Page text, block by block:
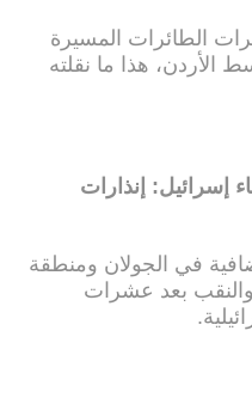
الطائرات المسيرة
الأردن، هذا ما نقلته
إنذارات
في الجولان ومنطقة
بعد عشرات